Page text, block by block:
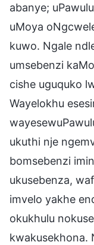
abanye;
uMoya
kuwo. Ngale
umsebenzi
cishe uguquko
Wayelokhu
ukuthi nje
bomsebenzi
ukusebenza,
imvelo yakhe
okukhulu
kwakusekhona.